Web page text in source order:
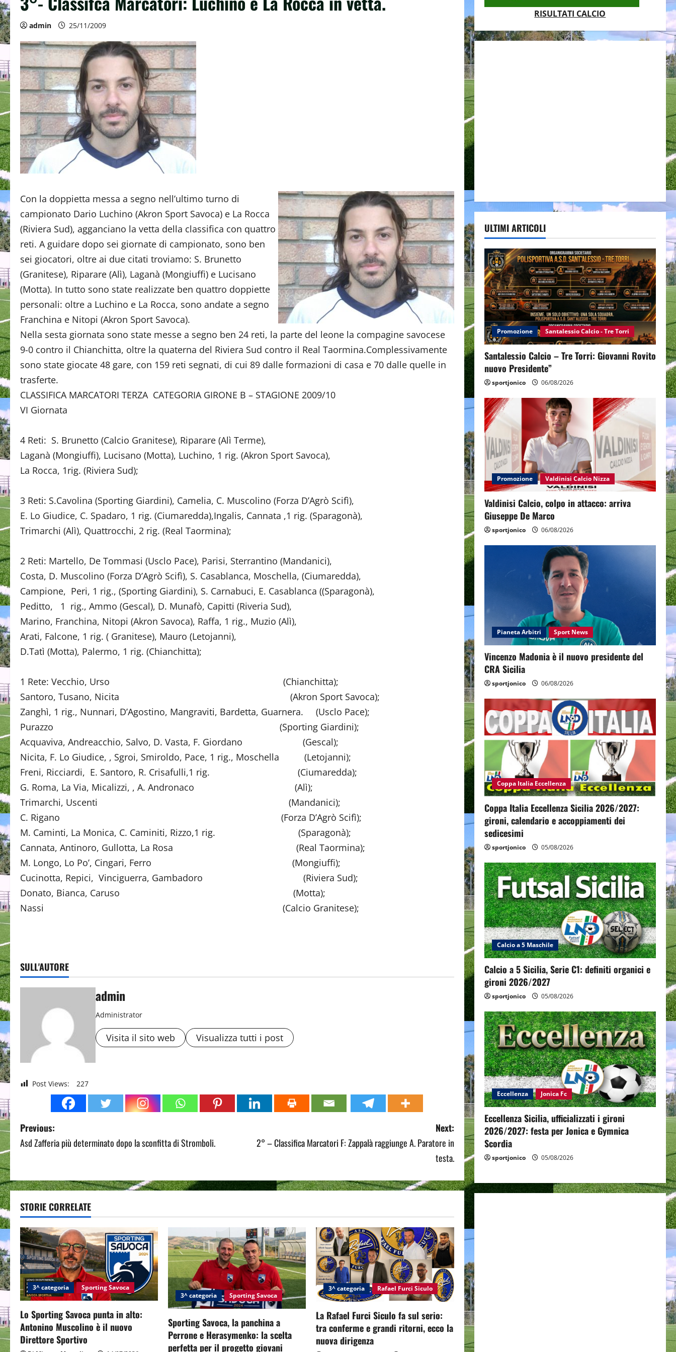
admin 25/11/2009
Con la doppietta messa a segno nell’ultimo turno di
campionato Dario Luchino (Akron Sport Savoca) e La Rocca
(Riviera Sud), agganciano la vetta della classifica con quattro
reti. A guidare dopo sei giornate di campionato, sono ben
sei giocatori, oltre ai due citati troviamo: S. Brunetto
(Granitese), Riparare (Alì), Laganà (Mongiuffi) e Lucisano
(Motta). In tutto sono state realizzate ben quattro doppiette
personali: oltre a Luchino e La Rocca, sono andate a segno
Franchina e Nitopi (Akron Sport Savoca).
Nella sesta giornata sono state messe a segno ben 24 reti, la parte del leone la compagine savocese
9-0 contro il Chianchitta, oltre la quaterna del Riviera Sud contro il Real Taormina.Complessivamente
sono state giocate 48 gare, con 159 reti segnati, di cui 89 dalle formazioni di casa e 70 dalle quelle in
trasferte.
CLASSIFICA MARCATORI TERZA CATEGORIA GIRONE B – STAGIONE 2009/10
VI Giornata
4 Reti: S. Brunetto (Calcio Granitese), Riparare (Alì Terme),
Laganà (Mongiuffi), Lucisano (Motta), Luchino, 1 rig. (Akron Sport Savoca),
La Rocca, 1rig. (Riviera Sud);
3 Reti: S.Cavolina (Sporting Giardini), Camelia, C. Muscolino (Forza D’Agrò Scifì),
E. Lo Giudice, C. Spadaro, 1 rig. (Ciumaredda),Ingalis, Cannata ,1 rig. (Sparagonà),
Trimarchi (Alì), Quattrocchi, 2 rig. (Real Taormina);
2 Reti: Martello, De Tommasi (Usclo Pace), Parisi, Sterrantino (Mandanici),
Costa, D. Muscolino (Forza D’Agrò Scifì), S. Casablanca, Moschella, (Ciumaredda),
Campione, Peri, 1 rig., (Sporting Giardini), S. Carnabuci, E. Casablanca ((Sparagonà),
Peditto, 1 rig., Ammo (Gescal), D. Munafò, Capitti (Riveria Sud),
Marino, Franchina, Nitopi (Akron Savoca), Raffa, 1 rig., Muzio (Alì),
Arati, Falcone, 1 rig. ( Granitese), Mauro (Letojanni),
D.Tatì (Motta), Palermo, 1 rig. (Chianchitta);
1 Rete: Vecchio, Urso (Chianchitta);
Santoro, Tusano, Nicita (Akron Sport Savoca);
Zanghì, 1 rig., Nunnari, D’Agostino, Mangraviti, Bardetta, Guarnera. (Usclo Pace);
Purazzo (Sporting Giardini);
Acquaviva, Andreacchio, Salvo, D. Vasta, F. Giordano (Gescal);
Nicita, F. Lo Giudice, , Sgroi, Smiroldo, Pace, 1 rig., Moschella (Letojanni);
Freni, Ricciardi, E. Santoro, R. Crisafulli,1 rig. (Ciumaredda);
G. Roma, La Via, Micalizzi, , A. Andronaco (Alì);
Trimarchi, Uscenti (Mandanici);
C. Rigano (Forza D’Agrò Scifì);
M. Caminti, La Monica, C. Caminiti, Rizzo,1 rig. (Sparagonà);
Cannata, Antinoro, Gullotta, La Rosa (Real Taormina);
M. Longo, Lo Po’, Cingari, Ferro (Mongiuffi);
Cucinotta, Repici, Vinciguerra, Gambadoro (Riviera Sud);
Donato, Bianca, Caruso (Motta);
Nassi (Calcio Granitese);
SULL'AUTORE
admin
Administrator
Visita il sito web Visualizza tutti i post
Post Views: 227
P
o
t
n
a
v
i
g
a
t
Previous:
Asd Zafferia più determinato dopo la sconfitta di Stromboli.
Next:
2° – Classifica Marcatori F: Zappalà raggiunge A. Paratore in
testa.
STORIE CORRELATE
3^ categoria Sporting Savoca
Lo Sporting Savoca punta in alto:
Antonino Muscolino è il nuovo
Direttore Sportivo
3^ categoria Sporting Savoca
Sporting Savoca, la panchina a
Perrone e Herasymenko: la scelta
perfetta per il progetto giovani
3^ categoria Rafael Furci Siculo
La Rafael Furci Siculo fa sul serio:
tra conferme e grandi ritorni, ecco la
nuova dirigenza
RISULTATI CALCIO
ULTIMI ARTICOLI
Promozione Santalessio Calcio - Tre Torri
Santalessio Calcio – Tre Torri: Giovanni Rovito
nuovo Presidente”
sportjonico 06/08/2026
Promozione Valdinisi Calcio Nizza
Valdinisi Calcio, colpo in attacco: arriva
Giuseppe De Marco
sportjonico 06/08/2026
Pianeta Arbitri Sport News
Vincenzo Madonia è il nuovo presidente del
CRA Sicilia
sportjonico 06/08/2026
Coppa Italia Eccellenza
Coppa Italia Eccellenza Sicilia 2026/2027:
gironi, calendario e accoppiamenti dei
sedicesimi
sportjonico 05/08/2026
Calcio a 5 Maschile
Calcio a 5 Sicilia, Serie C1: definiti organici e
gironi 2026/2027
sportjonico 05/08/2026
Eccellenza Jonica Fc
Eccellenza Sicilia, ufficializzati i gironi
2026/2027: festa per Jonica e Gymnica
Scordia
sportjonico 05/08/2026